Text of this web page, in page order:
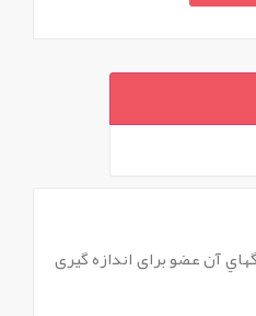
• جلوگيري از عبور خون از رگ‎هاي آن عضو برای اندازه گیری